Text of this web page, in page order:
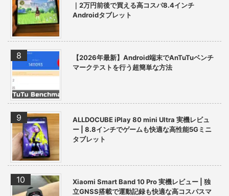
｜2万円前後で買える高コスパ8.4インチ
Androidタブレット
【2026年最新】Android端末でAnTuTuベンチ
マークテストを行う超簡単な方法
ALLDOCUBE iPlay 80 mini Ultra 実機レビュ
ー | 8.8インチでゲームも快適な高性能5Gミニ
タブレット
Xiaomi Smart Band 10 Pro 実機レビュー | 独
立GNSS搭載で運動記録も快適な高コスパスマ